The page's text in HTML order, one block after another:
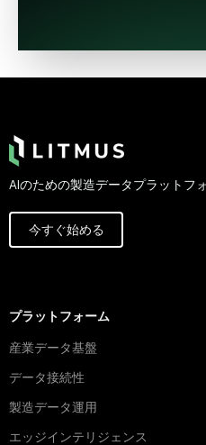
AIのための製造データプラットフ
今すぐ始める
プラットフォーム
産業データ基盤
データ接続性
製造データ運用
エッジインテリジェンス